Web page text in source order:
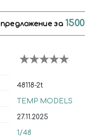
предложение за 1500
48118-2t
TEMP MODELS
27.11.2025
1/48